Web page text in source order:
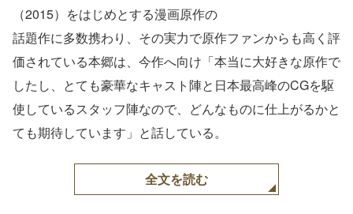
（2015）をはじめとする漫画原作の
話題作に多数携わり、その実力で原作ファンからも高く評
価されている本郷は、今作へ向け「本当に大好きな原作で
したし、とても豪華なキャスト陣と日本最高峰のCGを駆
使しているスタッフ陣なので、どんなものに仕上がるかと
ても期待しています」と話している。
全文を読む